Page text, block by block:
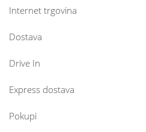
Internet trgovina
Dostava
Drive In
Express dostava
Pokupi